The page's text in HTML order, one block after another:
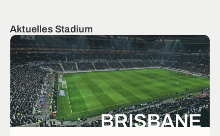
Aktuelles Stadium
BRISBANE